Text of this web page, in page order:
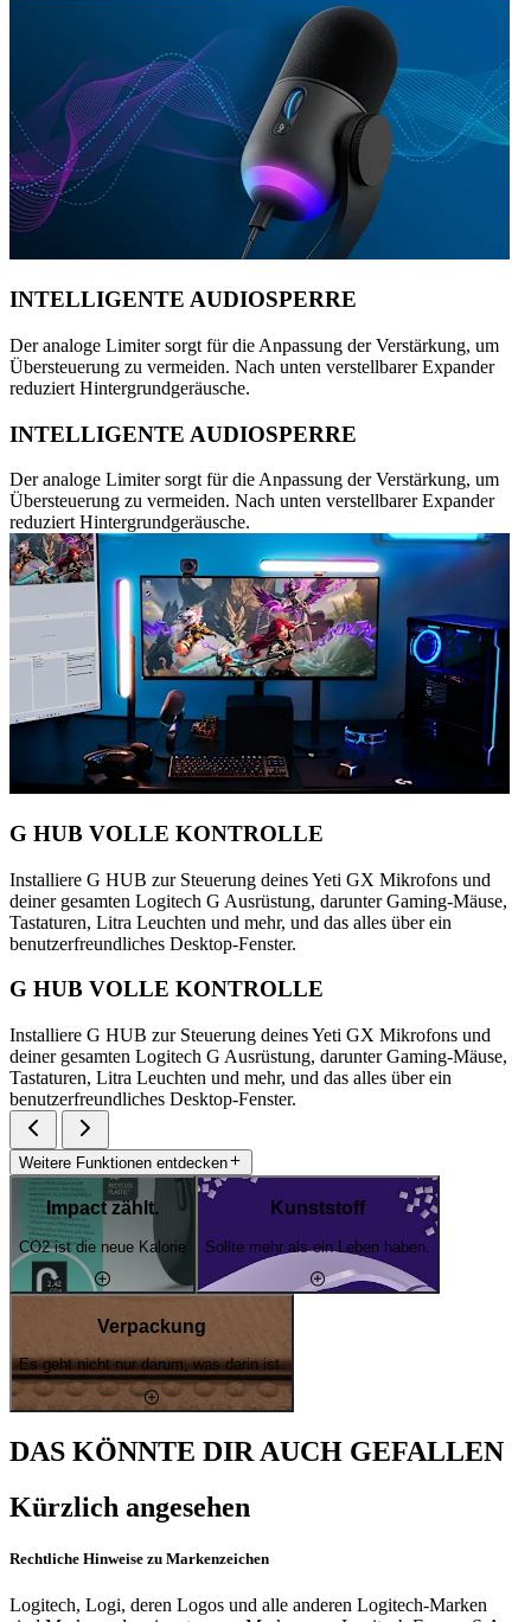
INTELLIGENTE AUDIOSPERRE
Der analoge Limiter sorgt für die Anpassung der Verstärkung, um
Übersteuerung zu vermeiden. Nach unten verstellbarer Expander
reduziert Hintergrundgeräusche.
INTELLIGENTE AUDIOSPERRE
Der analoge Limiter sorgt für die Anpassung der Verstärkung, um
Übersteuerung zu vermeiden. Nach unten verstellbarer Expander
reduziert Hintergrundgeräusche.
G HUB VOLLE KONTROLLE
Installiere G HUB zur Steuerung deines Yeti GX Mikrofons und
deiner gesamten Logitech G Ausrüstung, darunter Gaming-Mäuse,
Tastaturen, Litra Leuchten und mehr, und das alles über ein
benutzerfreundliches Desktop-Fenster.
G HUB VOLLE KONTROLLE
Installiere G HUB zur Steuerung deines Yeti GX Mikrofons und
deiner gesamten Logitech G Ausrüstung, darunter Gaming-Mäuse,
Tastaturen, Litra Leuchten und mehr, und das alles über ein
benutzerfreundliches Desktop-Fenster.
Weitere Funktionen entdecken
Impact zählt.
CO2 ist die neue Kalorie
Kunststoff
Sollte mehr als ein Leben haben.
Verpackung
Es geht nicht nur darum, was darin ist.
DAS KÖNNTE DIR AUCH GEFALLEN
Kürzlich angesehen
Rechtliche Hinweise zu Markenzeichen
Logitech, Logi, deren Logos und alle anderen Logitech-Marken